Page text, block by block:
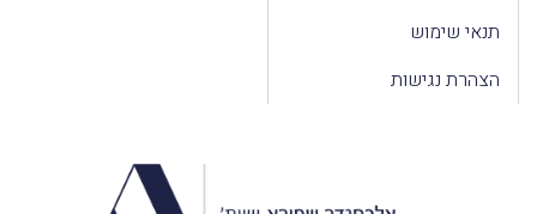
תנאי שימוש
הצהרת נגישות